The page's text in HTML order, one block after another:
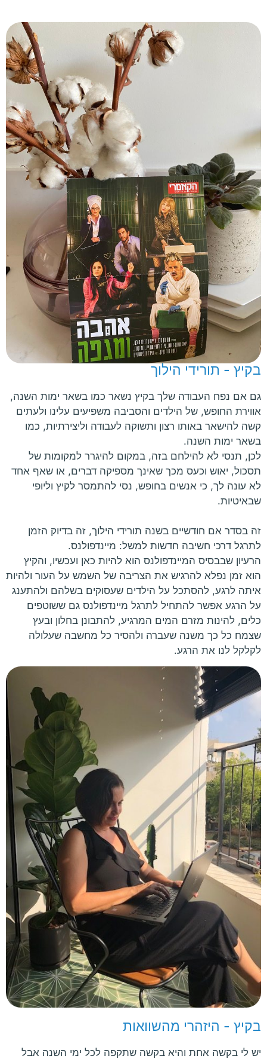
בקיץ - תורידי הילוך
גם אם נפח העבודה שלך בקיץ נשאר כמו בשאר ימות השנה,
אווירת החופש, של הילדים והסביבה משפיעים עלינו ולעתים
קשה להישאר באותו רצון ותשוקה לעבודה וליצירתיות, כמו
בשאר ימות השנה.
לכן, תנסי לא להילחם בזה, במקום להיגרר למקומות של
תסכול, יאוש וכעס מכך שאינך מספיקה דברים, או שאף אחד
לא עונה לך, כי אנשים בחופש, נסי להתמסר לקיץ וליופי
שבאיטיות.
זה בסדר אם חודשיים בשנה תורידי הילוך, זה בדיוק הזמן
לתרגל דרכי חשיבה חדשות למשל: מיינדפולנס.
הרעיון שבבסיס המיינדפולנס הוא להיות כאן ועכשיו, והקיץ
הוא זמן נפלא להרגיש את הצריבה של השמש על העור ולהיות
איתה לרגע, להסתכל על הילדים שעסוקים בשלהם ולהתענג
על הרגע אפשר להתחיל לתרגל מיינדפולנס גם ששוטפים
כלים, להינות מזרם המים המרגיע, להתבונן בחלון ובעץ
שצמח כל כך משנה שעברה ולהסיר כל מחשבה שעלולה
לקלקל לנו את הרגע.
בקיץ - היזהרי מהשוואות
יש לי בקשה אחת והיא בקשה שתקפה לכל ימי השנה אבל